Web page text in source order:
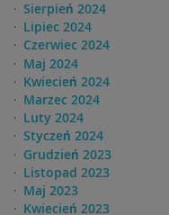
Sierpień 2024
Lipiec 2024
Czerwiec 2024
Maj 2024
Kwiecień 2024
Marzec 2024
Luty 2024
Styczeń 2024
Grudzień 2023
Listopad 2023
Maj 2023
Kwiecień 2023